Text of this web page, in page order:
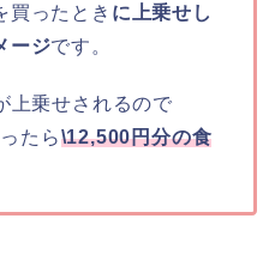
買ったとき に上乗せし
ージです。
上乗せされるので
たら\12,500円分の食